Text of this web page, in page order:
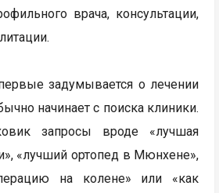
врача, консультации,
задумывается о лечении
начинает с поиска клиники.
запросы вроде «лучшая
«лучший ортопед в Мюнхене»,
на колене» или «как